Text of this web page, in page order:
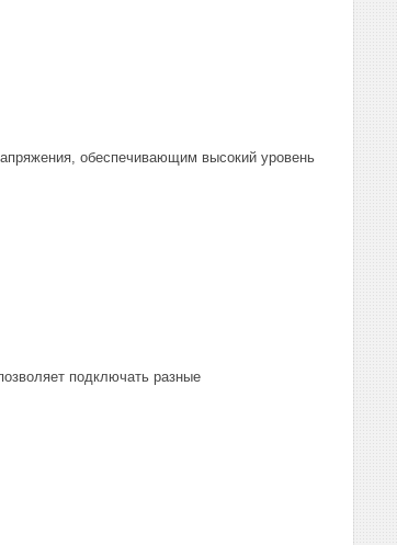
обеспечивающим высокий уровень
подключать разные